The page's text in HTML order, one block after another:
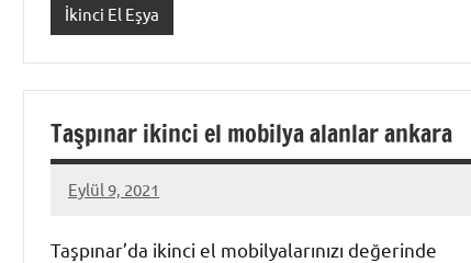
İkinci El Eşya
Taşpınar ikinci el mobilya alanlar ankara
Eylül 9, 2021
Mustafa
Taşpınar’da ikinci el mobilyalarınızı değerinde